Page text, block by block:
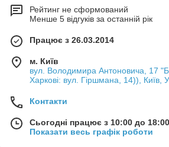
Рейтинг не сформований
Менше 5 відгуків за останній рік
Працює з 26.03.2014
м. Київ
вул. Володимира Антоновича, 17
Харкові: вул. Гіршмана, 14)), Київ,
Контакти
Сьогодні працює з 10:00 до 18:00
Показати весь графік роботи